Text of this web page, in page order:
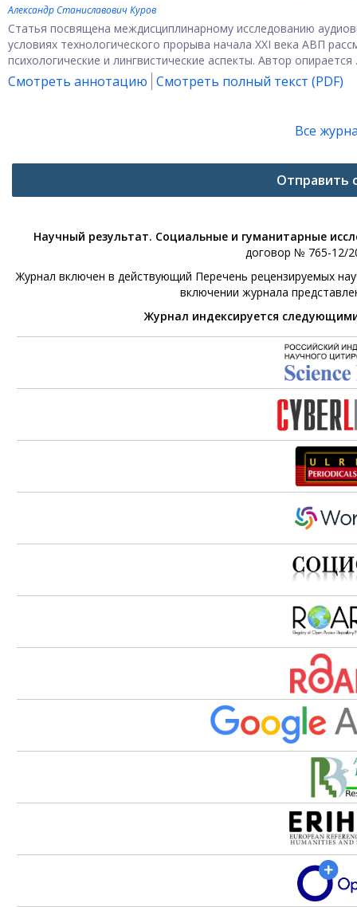
Александр Станиславович Куров
Статья посвящена междисциплинарному исследованию
условиях технологического прорыва начала XXI века АВП
психологические и лингвистические аспекты. Автор опирается
Смотреть аннотацию Смотреть полный текст (PDF)
Все
Отправить
Научный результат. Социальные и гуманитарные
договор № 765-12/
Журнал включен в действующий Перечень рецензируемых
включении журнала
Журнал индексируется